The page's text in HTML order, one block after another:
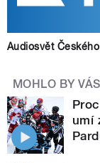
Audiosvět
MOHLO BY
umí